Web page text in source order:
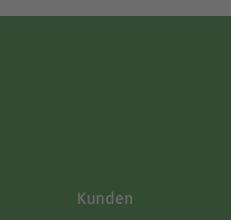
Kunden